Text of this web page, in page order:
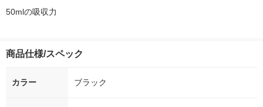
50mlの吸収力
商品仕様/スペック
カラー ブラック